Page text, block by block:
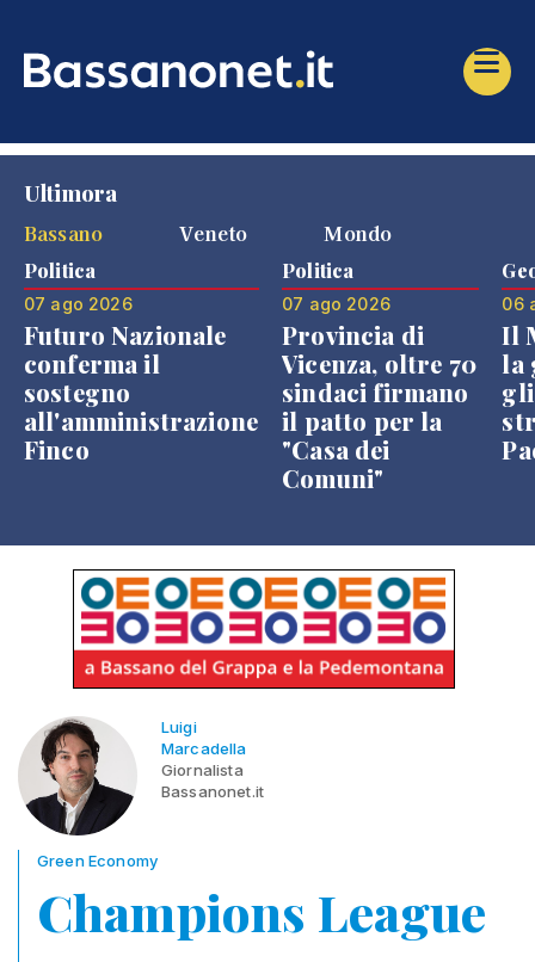
Ultimora
Bassano
Veneto Mondo
Politica
07 ago 2026
Futuro Nazionale
conferma il
sostegno
all'amministrazione
Finco
Politica
07 ago 2026
Provincia di
Vicenza, oltre 70
sindaci firmano
il patto per la
"Casa dei
Comuni"
06
Il
la
Luigi
Marcadella
Giornalista
Bassanonet.it
Green Economy
Champions League